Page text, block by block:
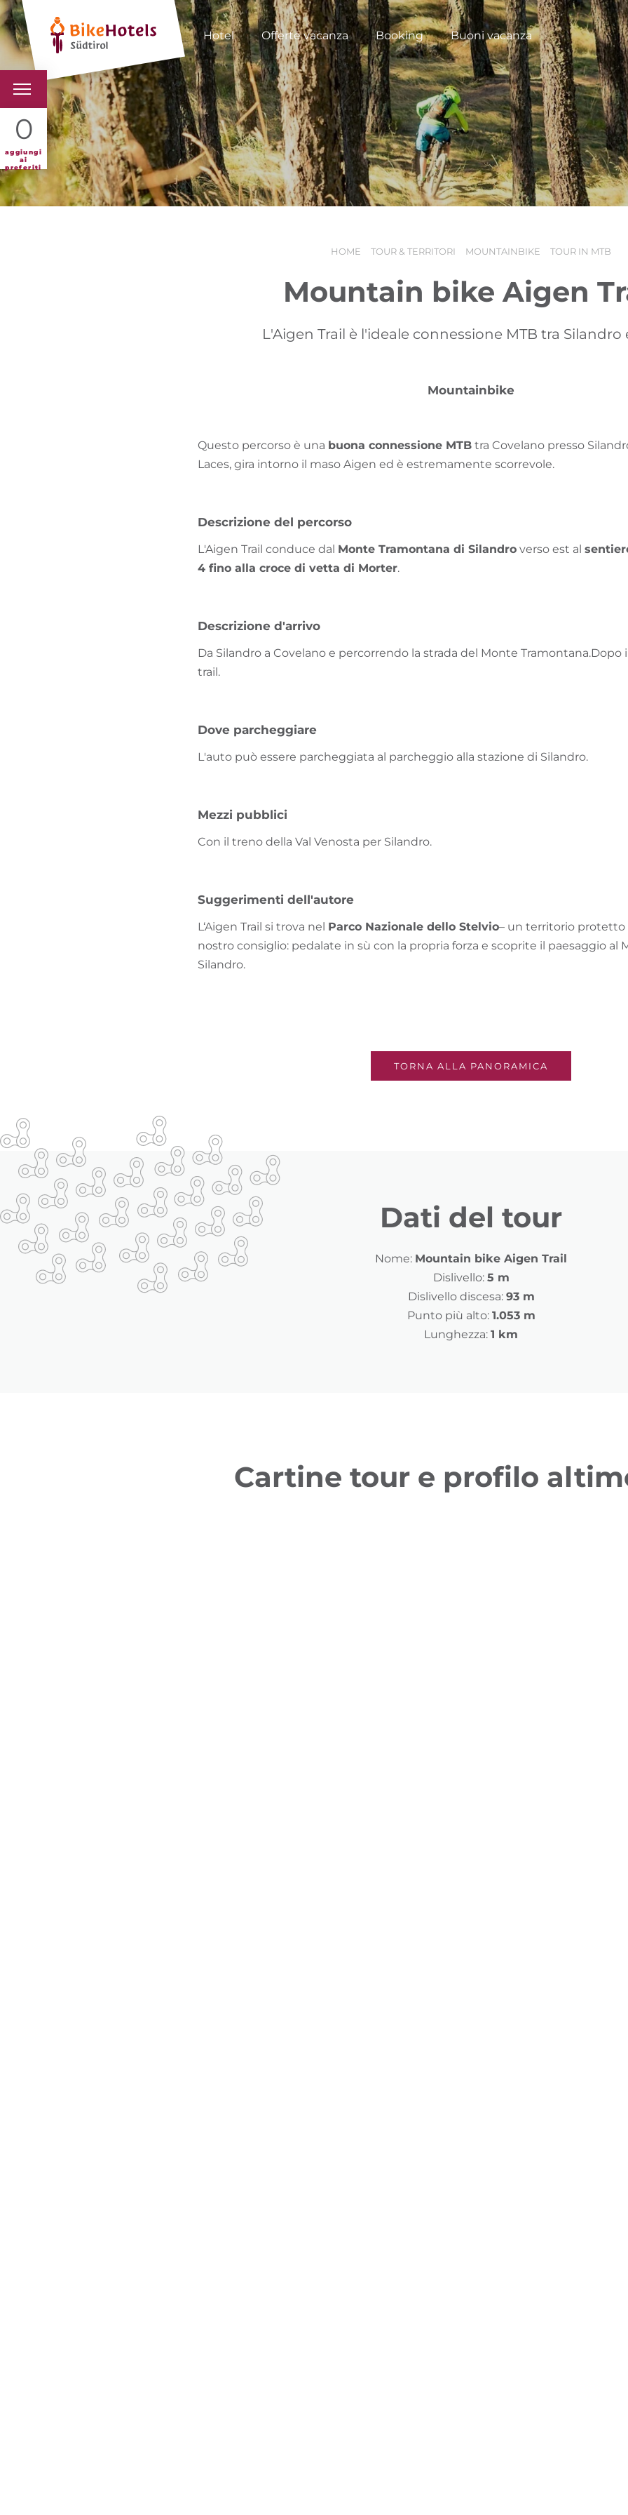
Hotel Offerte vacanza Booking Buoni vacanza
0
aggiungi
ai
preferiti
BIKEHOTELS
HOTELS & PACCHETTI
TOUR & TERRITORI
HOME TOUR & TERRITORI MOUNTAINBIKE TOUR IN MTB
Mountain bike Aigen
L'Aigen Trail è l'ideale connessione MTB tra Silandro
Mountainbike
Questo percorso è una buona connessione MTB tra Covelano presso
Laces, gira intorno il maso Aigen ed è estremamente scorrevole.
Descrizione del percorso
L'Aigen Trail conduce dal Monte Tramontana di Silandro verso est al
4 fino alla croce di vetta di Morter.
Descrizione d'arrivo
Da Silandro a Covelano e percorrendo la strada del Monte Tramontana.Dopo
trail.
Dove parcheggiare
L'auto può essere parcheggiata al parcheggio alla stazione di Silandro.
Mezzi pubblici
Con il treno della Val Venosta per Silandro.
Suggerimenti dell'autore
L‘Aigen Trail si trova nel Parco Nazionale dello Stelvio– un territorio protetto
nostro consiglio: pedalate in sù con la propria forza e scoprite il paesaggio al
Silandro.
TORNA ALLA PANORAMICA
Dati del tour
Nome: Mountain bike Aigen Trail
Dislivello: 5 m
Dislivello discesa: 93 m
Punto più alto: 1.053 m
Lunghezza: 1 km
Cartine tour e profilo